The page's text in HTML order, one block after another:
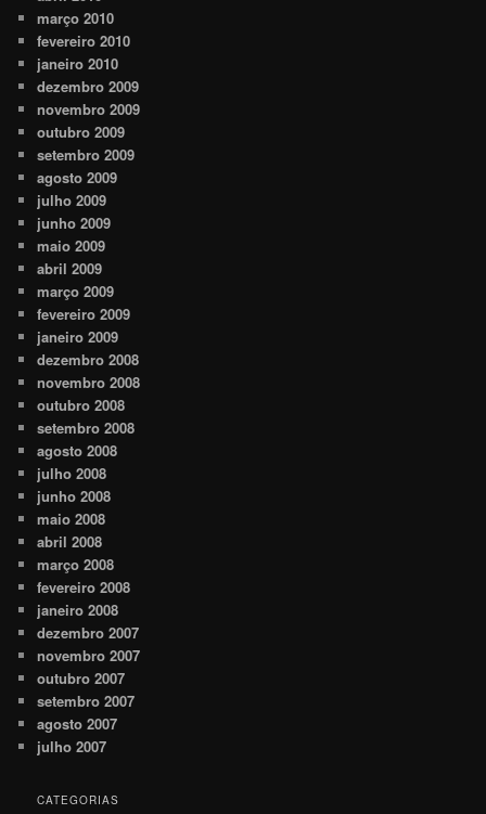
março 2010
fevereiro 2010
janeiro 2010
dezembro 2009
novembro 2009
outubro 2009
setembro 2009
agosto 2009
julho 2009
junho 2009
maio 2009
abril 2009
março 2009
fevereiro 2009
janeiro 2009
dezembro 2008
novembro 2008
outubro 2008
setembro 2008
agosto 2008
julho 2008
junho 2008
maio 2008
abril 2008
março 2008
fevereiro 2008
janeiro 2008
dezembro 2007
novembro 2007
outubro 2007
setembro 2007
agosto 2007
julho 2007
CATEGORIAS